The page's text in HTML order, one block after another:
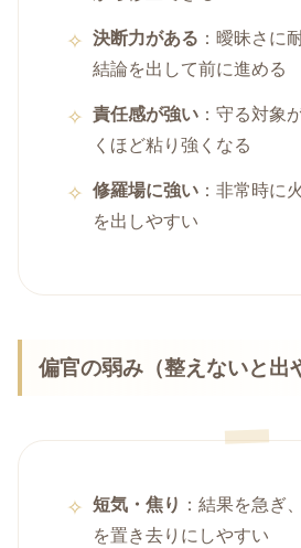
決断力がある ：曖昧さに
結論を出して前に進める
責任感が強い ：守る対象
くほど粘り強くなる
修羅場に強い ：非常時に
を出しやすい
偏官の弱み（整えないと出
短気・焦り ：結果を急ぎ
を置き去りにしやすい